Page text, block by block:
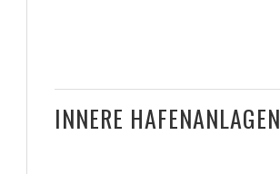
INNERE HAFENANLAGEN